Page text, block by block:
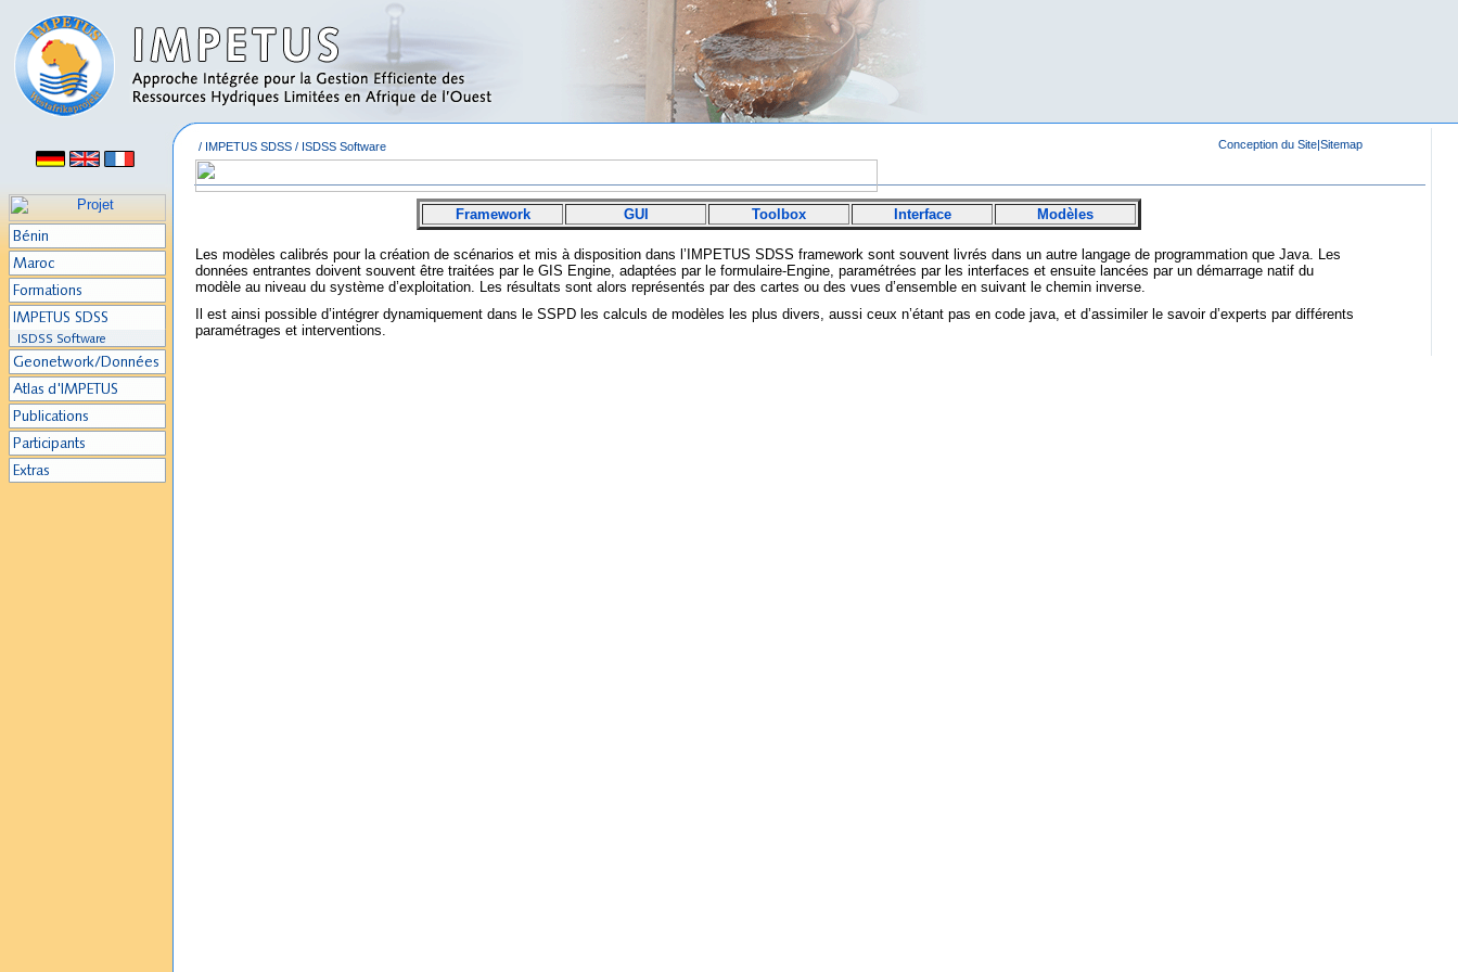
/ IMPETUS SDSS / ISDSS Software Conception du Site|Sitemap
Framework GUI Toolbox Interface Modèles
Les modèles calibrés pour la création de scénarios et mis à disposition dans l’IMPETUS SDSS framework sont souvent livrés dans un autre langage de programmation que Java. Les
données entrantes doivent souvent être traitées par le GIS Engine, adaptées par le formulaire-Engine, paramétrées par les interfaces et ensuite lancées par un démarrage natif du
modèle au niveau du système d’exploitation. Les résultats sont alors représentés par des cartes ou des vues d’ensemble en suivant le chemin inverse.
Il est ainsi possible d’intégrer dynamiquement dans le SSPD les calculs de modèles les plus divers, aussi ceux n’étant pas en code java, et d’assimiler le savoir d’experts par différents
paramétrages et interventions.